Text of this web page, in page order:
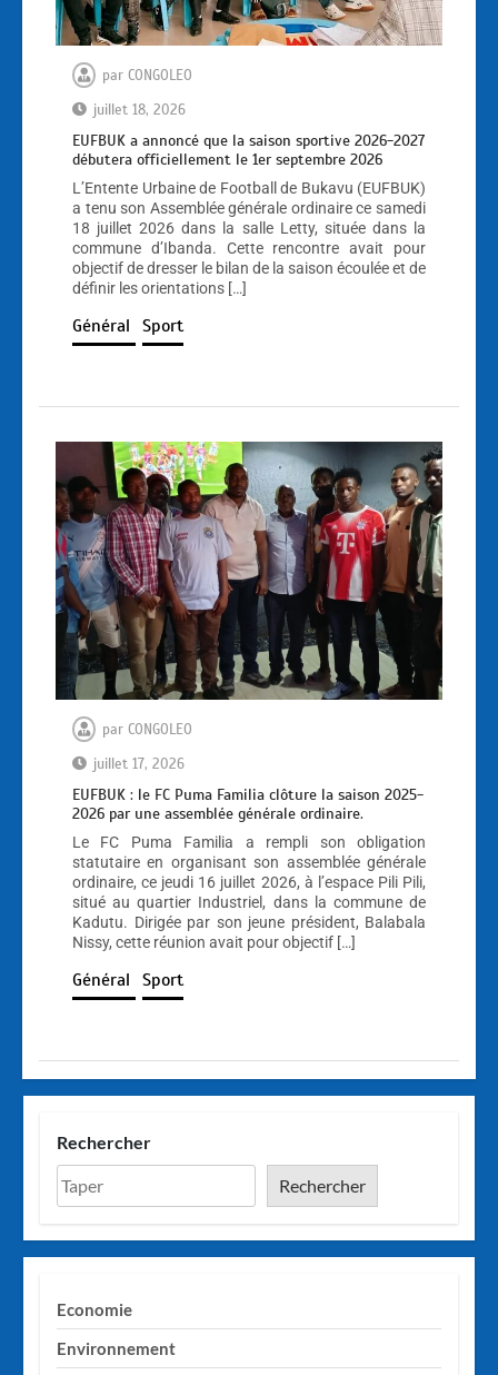
par CONGOLEO
juillet 18, 2026
EUFBUK a annoncé que la saison sportive 2026-2027
débutera officiellement le 1er septembre 2026
L’Entente Urbaine de Football de Bukavu (EUFBUK)
a tenu son Assemblée générale ordinaire ce samedi
18 juillet 2026 dans la salle Letty, située dans la
commune d’Ibanda. Cette rencontre avait pour
objectif de dresser le bilan de la saison écoulée et de
définir les orientations […]
Général Sport
par CONGOLEO
juillet 17, 2026
EUFBUK : le FC Puma Familia clôture la saison 2025-
2026 par une assemblée générale ordinaire.
Le FC Puma Familia a rempli son obligation
statutaire en organisant son assemblée générale
ordinaire, ce jeudi 16 juillet 2026, à l’espace Pili Pili,
situé au quartier Industriel, dans la commune de
Kadutu. Dirigée par son jeune président, Balabala
Nissy, cette réunion avait pour objectif […]
Général Sport
Rechercher
Rechercher
Economie
Environnement